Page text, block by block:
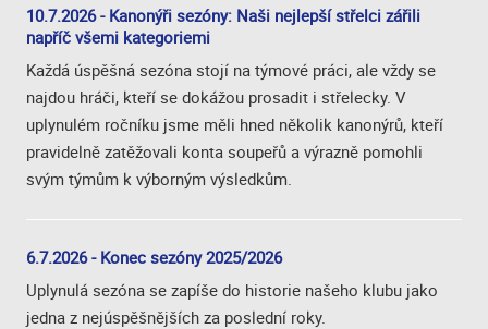
10.7.2026 - Kanonýři sezóny: Naši nejlepší střelci zářili
napříč všemi kategoriemi
Každá úspěšná sezóna stojí na týmové práci, ale vždy se
najdou hráči, kteří se dokážou prosadit i střelecky. V
uplynulém ročníku jsme měli hned několik kanonýrů, kteří
pravidelně zatěžovali konta soupeřů a výrazně pomohli
svým týmům k výborným výsledkům.
6.7.2026 - Konec sezóny 2025/2026
Uplynulá sezóna se zapíše do historie našeho klubu jako
jedna z nejúspěšnějších za poslední roky.